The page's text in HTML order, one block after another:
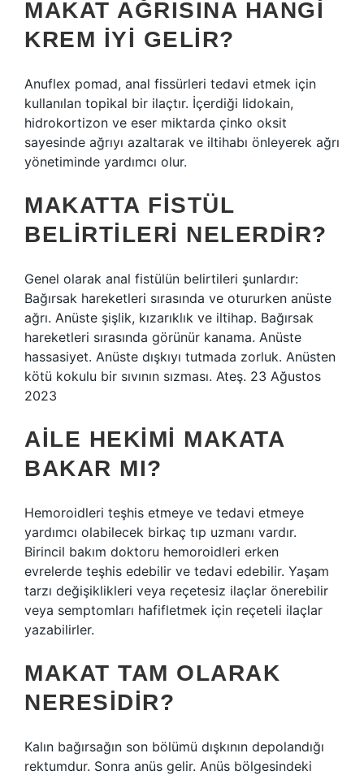
MAKAT AĞRISINA HANGI
KREM IYI GELIR?
Anuflex pomad, anal fissürleri tedavi etmek için
kullanılan topikal bir ilaçtır. İçerdiği lidokain,
hidrokortizon ve eser miktarda çinko oksit
sayesinde ağrıyı azaltarak ve iltihabı önleyerek ağrı
yönetiminde yardımcı olur.
MAKATTA FISTÜL
BELIRTILERI NELERDIR?
Genel olarak anal fistülün belirtileri şunlardır:
Bağırsak hareketleri sırasında ve otururken anüste
ağrı. Anüste şişlik, kızarıklık ve iltihap. Bağırsak
hareketleri sırasında görünür kanama. Anüste
hassasiyet. Anüste dışkıyı tutmada zorluk. Anüsten
kötü kokulu bir sıvının sızması. Ateş. 23 Ağustos
2023
AILE HEKIMI MAKATA
BAKAR MI?
Hemoroidleri teşhis etmeye ve tedavi etmeye
yardımcı olabilecek birkaç tıp uzmanı vardır.
Birincil bakım doktoru hemoroidleri erken
evrelerde teşhis edebilir ve tedavi edebilir. Yaşam
tarzı değişiklikleri veya reçetesiz ilaçlar önerebilir
veya semptomları hafifletmek için reçeteli ilaçlar
yazabilirler.
MAKAT TAM OLARAK
NERESIDIR?
Kalın bağırsağın son bölümü dışkının depolandığı
rektumdur. Sonra anüs gelir. Anüs bölgesindeki